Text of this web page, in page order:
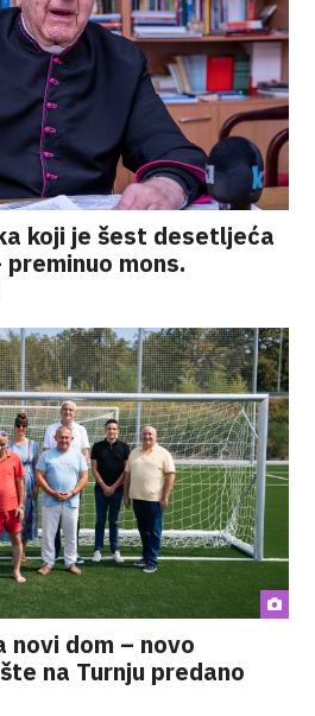
koji je šest desetljeća
mons.
novi dom – novo
na Turnju predano